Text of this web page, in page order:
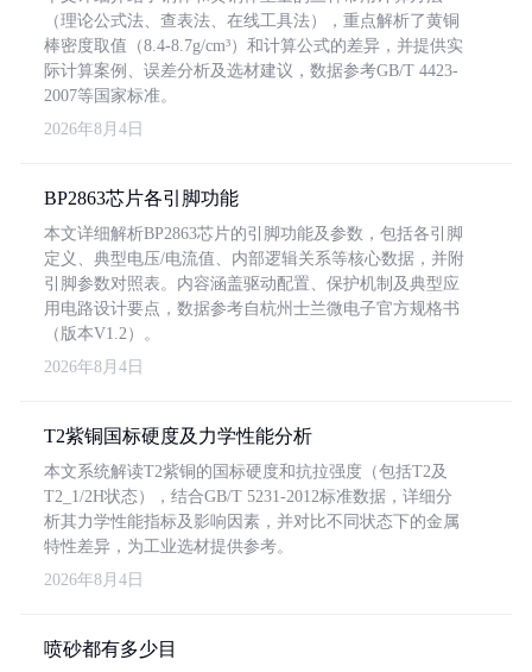
（理论公式法、查表法、在线工具法），重点解析了黄铜
棒密度取值（8.4-8.7g/cm³）和计算公式的差异，并提供实
际计算案例、误差分析及选材建议，数据参考GB/T 4423-
2007等国家标准。
2026年8月4日
BP2863芯片各引脚功能
本文详细解析BP2863芯片的引脚功能及参数，包括各引脚
定义、典型电压/电流值、内部逻辑关系等核心数据，并附
引脚参数对照表。内容涵盖驱动配置、保护机制及典型应
用电路设计要点，数据参考自杭州士兰微电子官方规格书
（版本V1.2）。
2026年8月4日
T2紫铜国标硬度及力学性能分析
本文系统解读T2紫铜的国标硬度和抗拉强度（包括T2及
T2_1/2H状态），结合GB/T 5231-2012标准数据，详细分
析其力学性能指标及影响因素，并对比不同状态下的金属
特性差异，为工业选材提供参考。
2026年8月4日
喷砂都有多少目